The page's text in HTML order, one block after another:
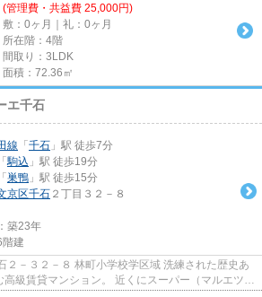
(管理費・共益費 25,000円)
敷：0ヶ月｜礼：0ヶ月
所在階：4階
間取り：3LDK
面積：72.36㎡
エ千石
線 「 千石 」駅 徒歩7分
「駒込 」駅 徒歩19分
「 巣鴨 」駅 徒歩15分
京区千石 ２丁目３２－８
築23年
階建
２－３２－８ 林町小学校学区域 洗練された歴史あ
級賃貸マンション。 近くにスーパー（マルエツプ